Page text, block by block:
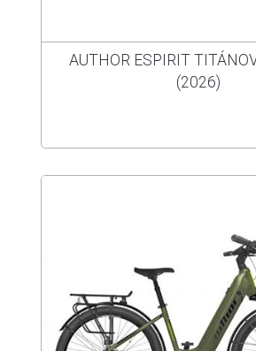
AUTHOR ESPIRIT
(2026)